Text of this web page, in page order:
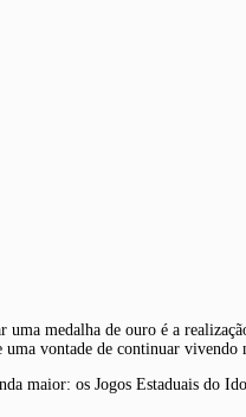
uma medalha de ouro é a
vontade de continuar
maior: os Jogos Estaduais do